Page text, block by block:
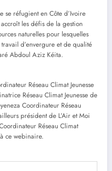
se réfugient en Côte d’Ivoire
les défis de la gestion
naturelles pour lesquelles
d’envergure et de qualité
Abdoul Aziz Kéita.
Réseau Climat Jeunesse
Réseau Climat Jeunesse de
Coordinateur Réseau
président de L’Air et Moi
Réseau Climat
ce webinaire.